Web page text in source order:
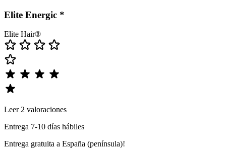
Elite Energic *
Elite Hair®
Leer 2 valoraciones
Entrega 7-10 días hábiles
Entrega gratuita a España (península)!